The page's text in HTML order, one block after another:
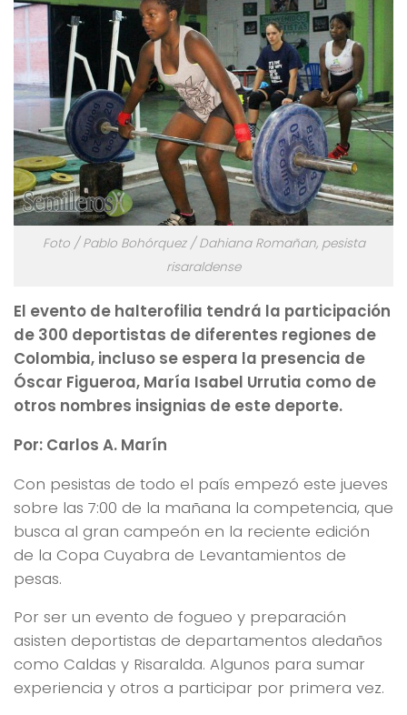
Foto / Pablo Bohórquez / Dahiana Romañan, pesista
risaraldense
El evento de halterofilia tendrá la participación
de 300 deportistas de diferentes regiones de
Colombia, incluso se espera la presencia de
Óscar Figueroa, María Isabel Urrutia como de
otros nombres insignias de este deporte.
Por: Carlos A. Marín
Con pesistas de todo el país empezó este jueves
sobre las 7:00 de la mañana la competencia, que
busca al gran campeón en la reciente edición
de la Copa Cuyabra de Levantamientos de
pesas.
Por ser un evento de fogueo y preparación
asisten deportistas de departamentos aledaños
como Caldas y Risaralda. Algunos para sumar
experiencia y otros a participar por primera vez.